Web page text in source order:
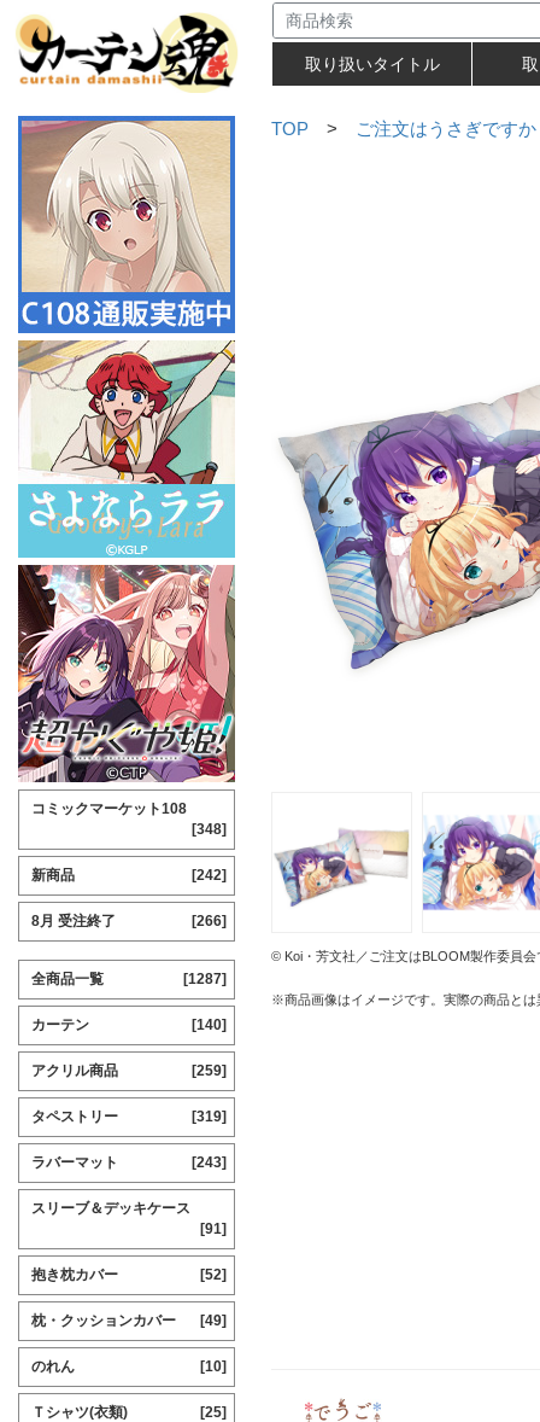
取り扱いタイトル
TOP > ご注文はうさぎです
© Koi・芳文社／ご注文はBLOOM製作委員会
※商品画像はイメージです。実際の商品と
コミックマーケット108
[348]
新商品 [242]
8月 受注終了 [266]
全商品一覧 [1287]
カーテン [140]
アクリル商品 [259]
タペストリー [319]
ラバーマット [243]
スリーブ＆デッキケース
[91]
抱き枕カバー [52]
枕・クッションカバー [49]
のれん [10]
Ｔシャツ(衣類) [25]